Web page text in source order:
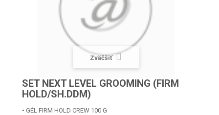
Zväčšiť
SET NEXT LEVEL GROOMING (FIRM
HOLD/SH.DDM)
• GÉL FIRM HOLD CREW 100 G